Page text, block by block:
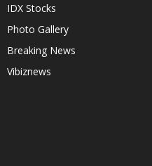
IDX Stocks
Photo Gallery
Breaking News
Vibiznews